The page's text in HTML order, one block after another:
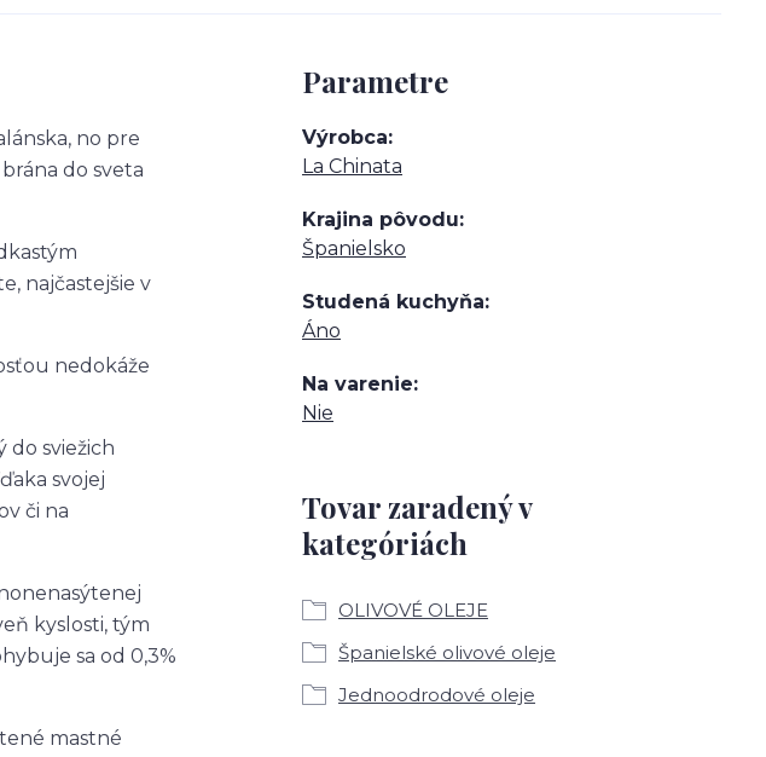
no pre
do sveta
najčastejšie v
nedokáže
do sviežich
svojej
či na
kyslosti, tým
sa od 0,3%
mastné
Parametre
Výrobca
La Chinata
Krajina pôvodu
Španielsko
Studená kuchyňa
Áno
Na varenie
Nie
Tovar zaradený v
kategóriách
OLIVOVÉ OLEJE
Španielské olivové oleje
Jednoodrodové oleje